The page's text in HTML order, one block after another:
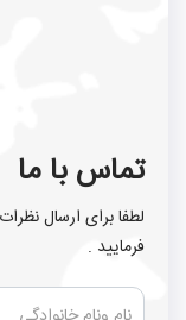
تماس با ما
لطفا برای ارسال
فرمایید .